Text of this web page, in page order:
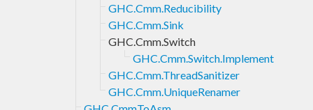
GHC.Cmm.Reducibility
GHC.Cmm.Sink
GHC.Cmm.Switch
GHC.Cmm.Switch.Implement
GHC.Cmm.ThreadSanitizer
GHC.Cmm.UniqueRenamer